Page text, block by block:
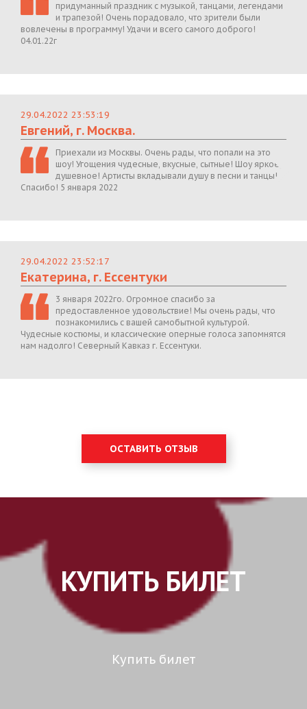
придуманный праздник с музыкой, танцами, легендами
и трапезой! Очень порадовало, что зрители были
вовлечены в программу! Удачи и всего самого доброго!
04.01.22г
29.04.2022 23:53:19
Евгений, г. Москва.
Приехали из Москвы. Очень рады, что попали на это
шоу! Угощения чудесные, вкусные, сытные! Шоу яркое,
душевное! Артисты вкладывали душу в песни и танцы!
Спасибо! 5 января 2022
29.04.2022 23:52:17
Екатерина, г. Ессентуки
3 января 2022го. Огромное спасибо за
предоставленное удовольствие! Мы очень рады, что
познакомились с вашей самобытной культурой.
Чудесные костюмы, и классические оперные голоса запомнятся
нам надолго! Северный Кавказ г. Ессентуки.
ОСТАВИТЬ ОТЗЫВ
КУПИТЬ БИЛЕТ
Купить билет